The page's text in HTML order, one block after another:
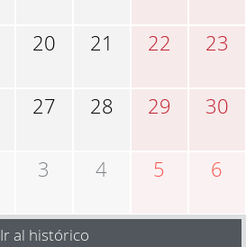
20 21 22 23
27 28 29 30
3 4 5 6
Ir al histórico